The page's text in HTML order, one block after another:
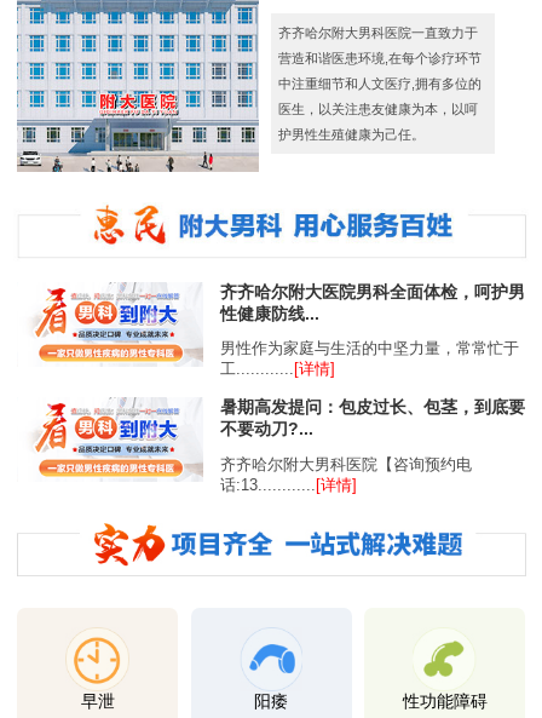
齐齐哈尔附大男科医院一直致力于
营造和谐医患环境,在每个诊疗环节
中注重细节和人文医疗,拥有多位的
医生，以关注患友健康为本，以呵
护男性生殖健康为己任。
齐齐哈尔附大医院男科全面体检，呵护男
性健康防线...
男性作为家庭与生活的中坚力量，常常忙于
工............ [详情]
暑期高发提问：包皮过长、包茎，到底要
不要动刀?...
齐齐哈尔附大男科医院【咨询预约电
话:13............
[详情]
早泄 阳痿 性功能障碍